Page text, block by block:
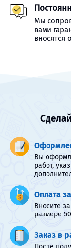
Мы
вами
вносятся
Вы
работ,
Оплата
Вносите
размере
Заказ в
После